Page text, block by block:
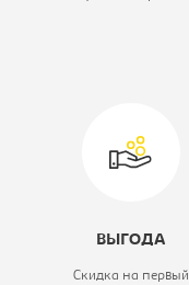
ВЫГОДА
Скидка на первый